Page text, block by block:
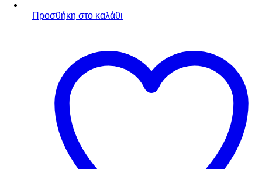
was:
τιμή
Προσθήκη στο καλάθι